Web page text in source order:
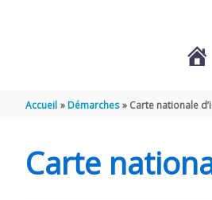
Accueil Démarches Carte nationale
Carte